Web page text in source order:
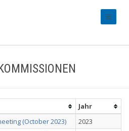
Jahr
(October 2023)
2023